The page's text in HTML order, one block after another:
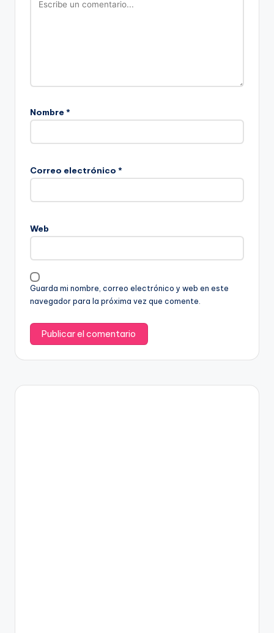
Nombre *
Correo electrónico *
Web
Guarda mi nombre, correo electrónico y web en este
navegador para la próxima vez que comente.